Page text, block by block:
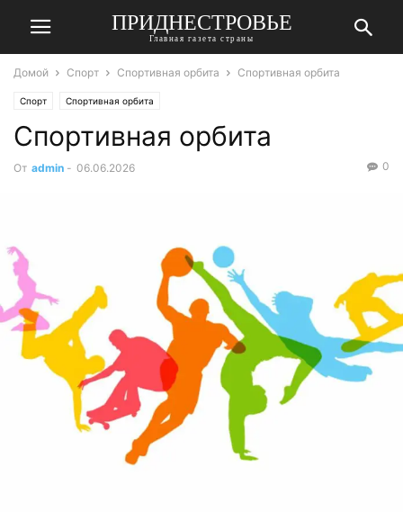
ПРИДНЕСТРОВЬЕ
Главная газета страны
Домой Спорт Спортивная орбита Спортивная орбита
Спорт Спортивная орбита
Спортивная орбита
От admin - 06.06.2026 0